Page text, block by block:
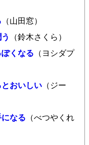
（山田窓）
（鈴木さくら）
くなる （ヨシダプ
おいしい （ジー
なる （べつやくれ